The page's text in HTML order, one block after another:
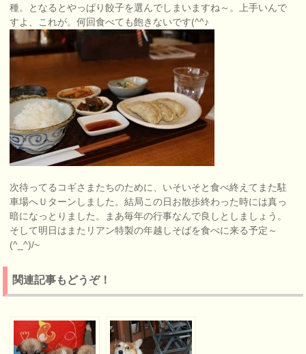
種。となるとやっぱり餃子を選んでしまいますね～。上手いんで
すよ、これが。何回食べても飽きないです(^^♪
次待ってるコギさまたちのために、いそいそと食べ終えてまた駐
車場へＵターンしました。結局この日お散歩終わった時には真っ
暗になっとりました。まあ毎年の行事なんで良しとしましょう。
そして明日はまたリアン特製の年越しそばを食べに来る予定～
(^_^)/~
関連記事もどうぞ！